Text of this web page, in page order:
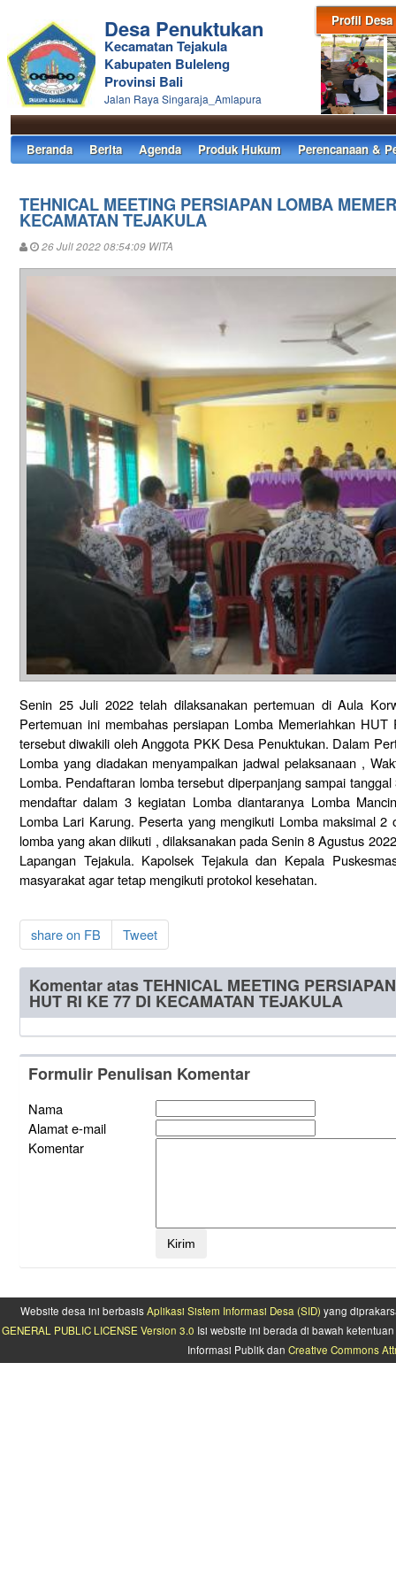
Profil Desa
Desa Penuktukan
Kecamatan Tejakula
Kabupaten Buleleng
Provinsi Bali
Jalan Raya Singaraja_Amlapura
Beranda Berita Agenda Produk Hukum Perencanaan &
TEHNICAL MEETING PERSIAPAN LOMBA
KECAMATAN TEJAKULA
26 Juli 2022 08:54:09 WITA
Senin 25 Juli 2022 telah dilaksanakan pertemuan di Aula
Pertemuan ini membahas persiapan Lomba Memeriahkan
tersebut diwakili oleh Anggota PKK Desa Penuktukan. Dalam
Lomba yang diadakan menyampaikan jadwal pelaksanaan ,
Lomba. Pendaftaran lomba tersebut diperpanjang sampai
mendaftar dalam 3 kegiatan Lomba diantaranya Lomba
Lomba Lari Karung. Peserta yang mengikuti Lomba maksimal
lomba yang akan diikuti , dilaksanakan pada Senin 8 Agustus
Lapangan Tejakula. Kapolsek Tejakula dan Kepala
masyarakat agar tetap mengikuti protokol kesehatan.
share on FB Tweet
Komentar atas TEHNICAL MEETING
HUT RI KE 77 DI KECAMATAN TEJAKULA
Formulir Penulisan Komentar
Nama
Alamat e-mail
Komentar
Website desa ini berbasisAplikasi Sistem Informasi Desa (SID) yang
GENERAL PUBLIC LICENSE Version 3.0 Isi website ini berada di bawah
Informasi Publik dan Creative Commons